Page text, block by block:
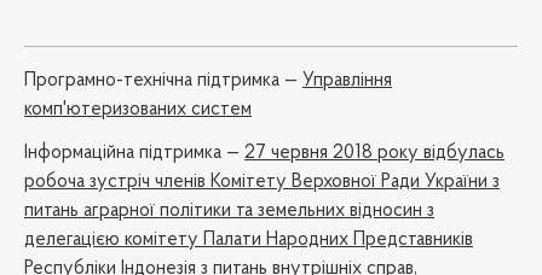
Програмно-технічна підтримка — Управління
комп'ютеризованих систем
Iнформаційна підтримка — 27 червня 2018 року відбулась
робоча зустріч членів Комітету Верховної Ради України з
питань аграрної політики та земельних відносин з
делегацією комітету Палати Народних Представників
Республіки Індонезія з питань внутрішніх справ,